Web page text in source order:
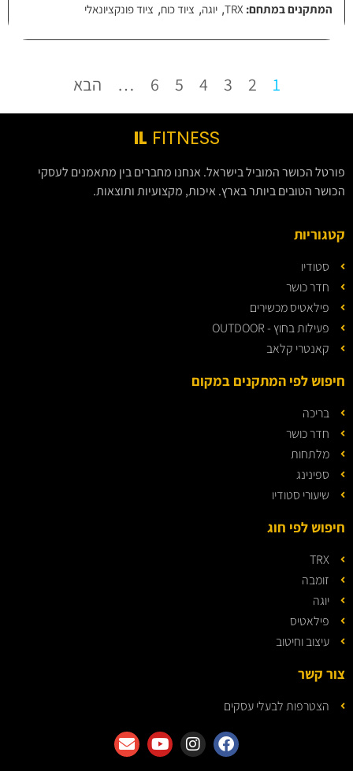
המתקנים במתחם: TRX
, יוגה, ציוד כוח, ציוד פונקציונאלי
1
2
3
4
5
6
… הבא
IL FITNESS
פורטל הכושר המוביל בישראל. אנחנו מחברים בין מתאמנים לעסקי
הכושר הטובים ביותר בארץ. איכות, מקצועיות ותוצאות.
קטגוריות
סטודיו
חדר כושר
פילאטיס מכשירים
פעילות בחוץ - OUTDOOR
קאנטרי קלאב
חיפוש לפי המתקנים במקום
בריכה
חדר כושר
מלתחות
ספינינג
שיעורי סטודיו
חיפוש לפי חוג
TRX
זומבה
יוגה
פילאטיס
עיצוב וחיטוב
צור קשר
הצטרפות לבעלי עסקים